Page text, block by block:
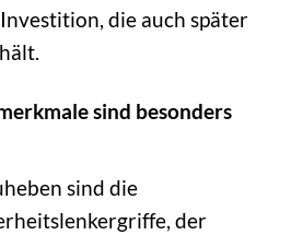
die auch später
sind besonders
sind die
der